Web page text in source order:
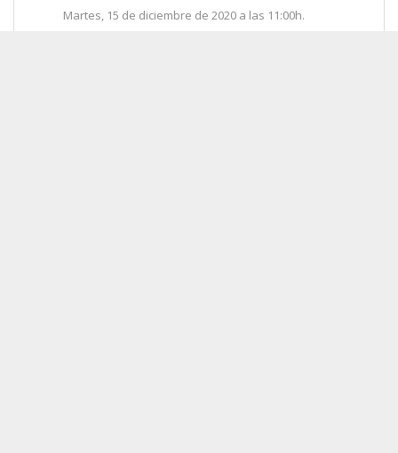
Martes, 15 de diciembre de 2020 a las 11:00h.